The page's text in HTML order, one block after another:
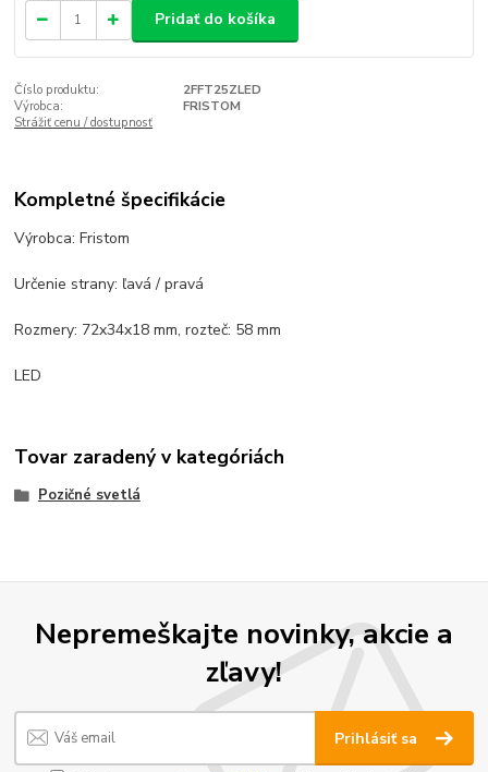
Pridať do košíka
Číslo produktu:
2FFT25ZLED
Výrobca:
FRISTOM
Strážiť cenu / dostupnosť
Kompletné špecifikácie
Výrobca: Fristom
Určenie strany: ľavá / pravá
Rozmery: 72x34x18 mm, rozteč: 58 mm
LED
Tovar zaradený v kategóriách
Pozičné svetlá
Nepremeškajte novinky, akcie a
zľavy!
Prihlásiť sa